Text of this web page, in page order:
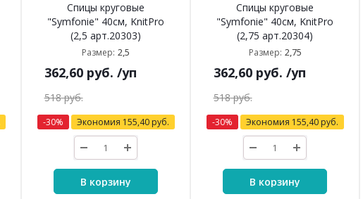
Спицы круговые
"Symfonie" 40см, KnitPro
(2,5 арт.20303)
Размер: 2,5
362,60руб. /уп
518руб.
-30% Экономия 155,40руб.
В корзину
Спицы круговые
"Symfonie" 40см, KnitPro
(2,75 арт.20304)
Размер: 2,75
362,60руб. /уп
518руб.
-30% Экономия 155,40руб.
В корзину